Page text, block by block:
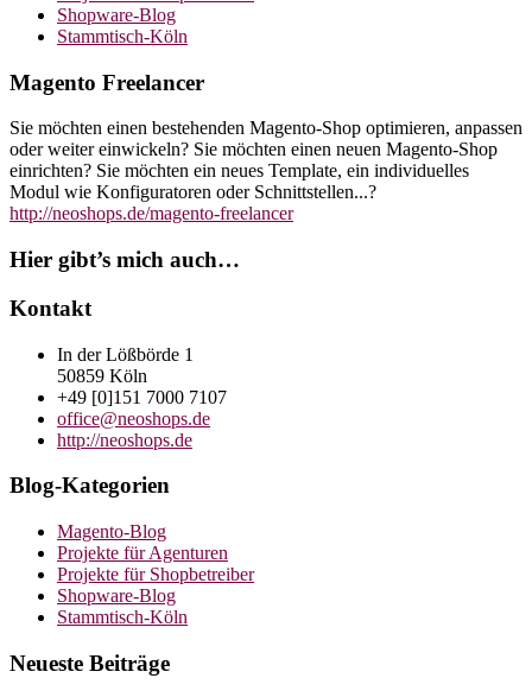
Shopware-Blog
Stammtisch-Köln
Magento Freelancer
Sie möchten einen bestehenden Magento-Shop optimieren, anpassen
oder weiter einwickeln? Sie möchten einen neuen Magento-Shop
einrichten? Sie möchten ein neues Template, ein individuelles
Modul wie Konfiguratoren oder Schnittstellen...?
http://neoshops.de/magento-freelancer
Hier gibt’s mich auch…
Kontakt
In der Lößbörde 1
50859 Köln
+49 [0]151 7000 7107
office@neoshops.de
http://neoshops.de
Blog-Kategorien
Magento-Blog
Projekte für Agenturen
Projekte für Shopbetreiber
Shopware-Blog
Stammtisch-Köln
Neueste Beiträge